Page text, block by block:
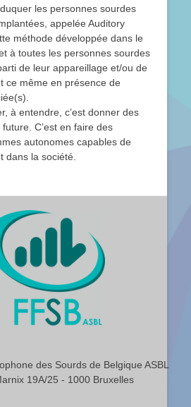
les personnes sourdes
appelée Auditory
méthode développée dans le
à toutes les personnes sourdes
de leur appareillage et/ou de
ce même en présence de
à entendre, c’est donner des
C’est en faire des
autonomes capables de
dans la société.
des Sourds de Belgique ASBL
19A/25 - 1000 Bruxelles